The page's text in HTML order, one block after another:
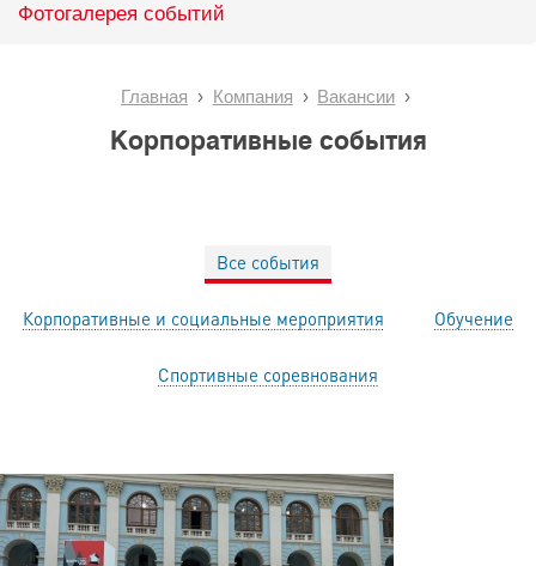
Фотогалерея событий
Главная Компания Вакансии
Корпоративные события
Все события
Корпоративные и социальные мероприятия Обучение
Спортивные соревнования